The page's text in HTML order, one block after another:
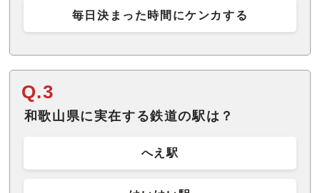
毎日決まった時間にケンカする
Q.3
和歌山県に実在する鉄道の駅は？
へえ駅